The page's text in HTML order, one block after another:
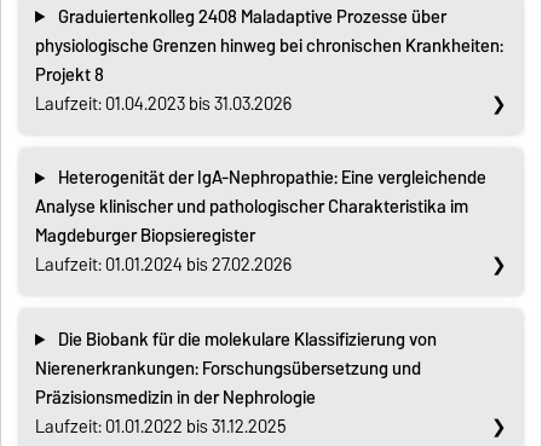
Graduiertenkolleg 2408 Maladaptive Prozesse über
physiologische Grenzen hinweg bei chronischen Krankheiten:
Projekt 8
Laufzeit: 01.04.2023 bis 31.03.2026
Heterogenität der IgA-Nephropathie: Eine vergleichende
Analyse klinischer und pathologischer Charakteristika im
Magdeburger Biopsieregister
Laufzeit: 01.01.2024 bis 27.02.2026
Die Biobank für die molekulare Klassifizierung von
Nierenerkrankungen: Forschungsübersetzung und
Präzisionsmedizin in der Nephrologie
Laufzeit: 01.01.2022 bis 31.12.2025